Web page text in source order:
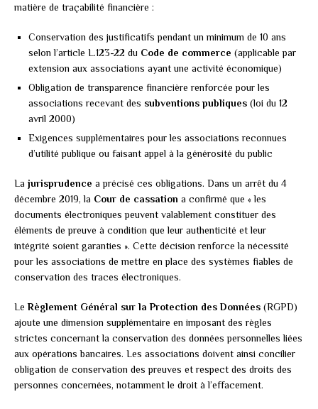
matière de traçabilité financière :
Conservation des justificatifs pendant un minimum de 10 ans
selon l’article L.123-22 du Code de commerce (applicable par
extension aux associations ayant une activité économique)
Obligation de transparence financière renforcée pour les
associations recevant des subventions publiques (loi du 12
avril 2000)
Exigences supplémentaires pour les associations reconnues
d’utilité publique ou faisant appel à la générosité du public
La jurisprudence a précisé ces obligations. Dans un arrêt du 4
décembre 2019, la Cour de cassation a confirmé que « les
documents électroniques peuvent valablement constituer des
éléments de preuve à condition que leur authenticité et leur
intégrité soient garanties ». Cette décision renforce la nécessité
pour les associations de mettre en place des systèmes fiables de
conservation des traces électroniques.
LeRèglement Général sur la Protection des Données (RGPD)
ajoute une dimension supplémentaire en imposant des règles
strictes concernant la conservation des données personnelles liées
aux opérations bancaires. Les associations doivent ainsi concilier
obligation de conservation des preuves et respect des droits des
personnes concernées, notamment le droit à l’effacement.